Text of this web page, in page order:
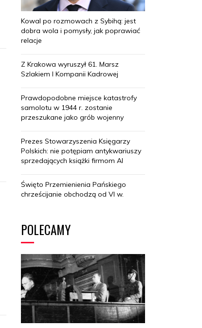
Kowal po rozmowach z Sybihą: jest
dobra wola i pomysły, jak poprawiać
relacje
Z Krakowa wyruszył 61. Marsz
Szlakiem I Kompanii Kadrowej
Prawdopodobne miejsce katastrofy
samolotu w 1944 r. zostanie
przeszukane jako grób wojenny
Prezes Stowarzyszenia Księgarzy
Polskich: nie potępiam antykwariuszy
sprzedających książki firmom AI
Święto Przemienienia Pańskiego
chrześcijanie obchodzą od VI w.
POLECAMY